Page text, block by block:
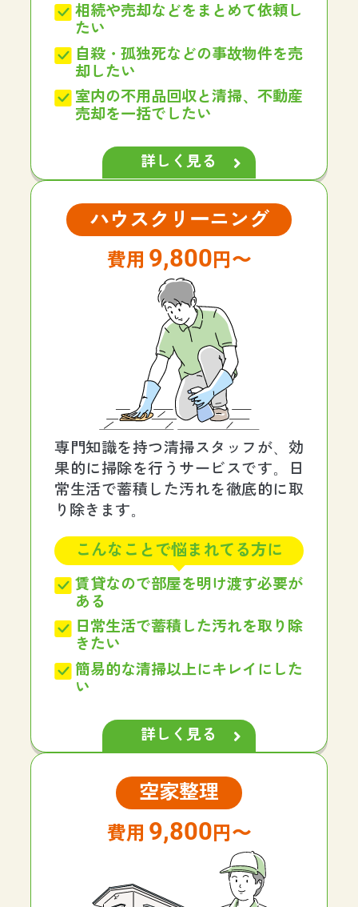
相続や売却などをまとめて依頼し
たい
自殺・孤独死などの事故物件を売
却したい
室内の不用品回収と清掃、不動産
売却を一括でしたい
詳しく見る
ハウスクリーニング
9,800 円〜
専門知識を持つ清掃スタッフが、効
果的に掃除を行うサービスです。日
常生活で蓄積した汚れを徹底的に取
り除きます。
こんなことで悩まれてる方に
賃貸なので部屋を明け渡す必要が
ある
日常生活で蓄積した汚れを取り除
きたい
簡易的な清掃以上にキレイにした
い
詳しく見る
空家整理
9,800 円〜